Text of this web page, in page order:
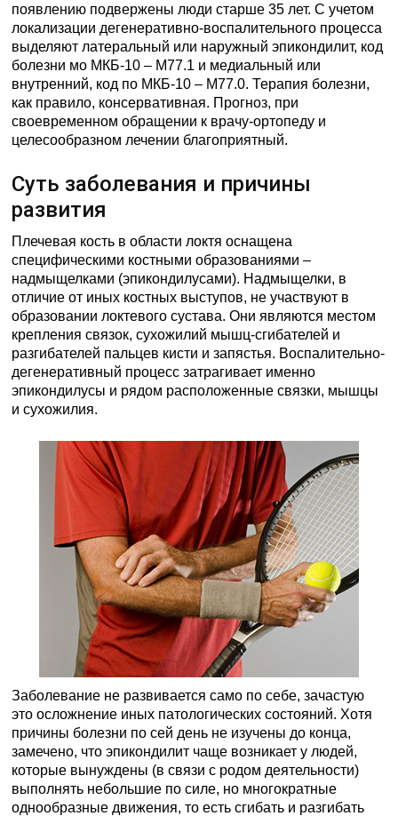
появлению подвержены люди старше 35 лет. С учетом
локализации дегенеративно-воспалительного процесса
выделяют латеральный или наружный эпикондилит, код
болезни мо МКБ-10 – М77.1 и медиальный или
внутренний, код по МКБ-10 – М77.0. Терапия болезни,
как правило, консервативная. Прогноз, при
своевременном обращении к врачу-ортопеду и
целесообразном лечении благоприятный.
Суть заболевания и причины
развития
Плечевая кость в области локтя оснащена
специфическими костными образованиями –
надмыщелками (эпикондилусами). Надмыщелки, в
отличие от иных костных выступов, не участвуют в
образовании локтевого сустава. Они являются местом
крепления связок, сухожилий мышц-сгибателей и
разгибателей пальцев кисти и запястья. Воспалительно-
дегенеративный процесс затрагивает именно
эпикондилусы и рядом расположенные связки, мышцы
и сухожилия.
Заболевание не развивается само по себе, зачастую
это осложнение иных патологических состояний. Хотя
причины болезни по сей день не изучены до конца,
замечено, что эпикондилит чаще возникает у людей,
которые вынуждены (в связи с родом деятельности)
выполнять небольшие по силе, но многократные
однообразные движения, то есть сгибать и разгибать